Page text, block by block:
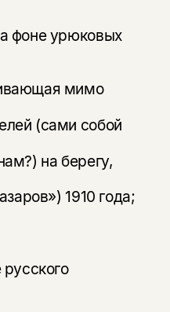
фоне урюковых
мимо
(сами собой
на берегу,
1910 года;